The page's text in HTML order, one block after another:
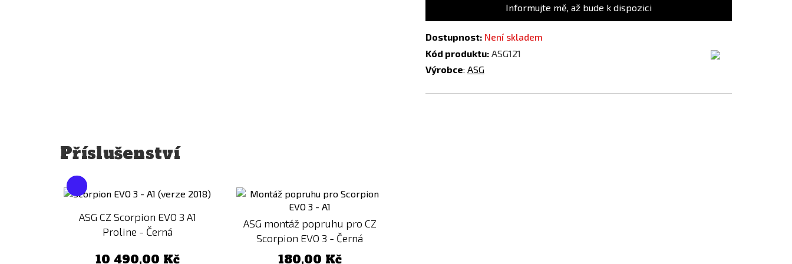
Informujte mě, až bude k dispozici
Dostupnost: Není skladem
Kód produktu: ASG121
Výrobce: ASG
Příslušenství
ASG CZ Scorpion EVO 3 A1
Proline - Černá
10 490,00 Kč
k
ASG montáž popruhu pro CZ
Scorpion EVO 3 - Černá
180,00 Kč